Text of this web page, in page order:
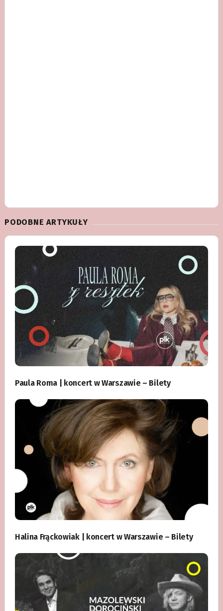
PODOBNE ARTYKUŁY
Paula Roma | koncert w Warszawie – Bilety
Halina Frąckowiak | koncert w Warszawie – Bilety